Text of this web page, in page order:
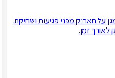
על הארנק מפני פגיעות ושחיקה.
זמן.